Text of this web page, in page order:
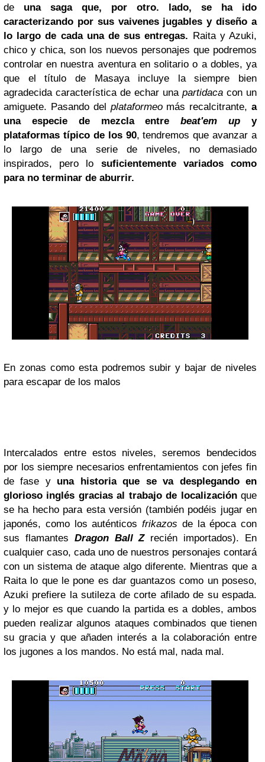
de una saga que, por otro. lado, se ha ido
caracterizando por sus vaivenes jugables y diseño a
lo largo de cada una de sus entregas. Raita y Azuki,
chico y chica, son los nuevos personajes que podremos
controlar en nuestra aventura en solitario o a dobles, ya
que el título de Masaya incluye la siempre bien
agradecida característica de echar una partidaca con un
amiguete. Pasando del plataformeomás recalcitrante, a
una especie de mezcla entrebeat'em up y
plataformas típico de los 90, tendremos que avanzar a
lo largo de una serie de niveles, no demasiado
inspirados, pero lo suficientemente variados como
para no terminar de aburrir.
En zonas como esta podremos subir y bajar de niveles
para escapar de los malos
Intercalados entre estos niveles, seremos bendecidos
por los siempre necesarios enfrentamientos con jefes fin
de fase y una historia que se va desplegando en
glorioso inglés gracias al trabajo de localizaciónque
se ha hecho para esta versión (también podéis jugar en
japonés, como los auténticos frikazos de la época con
sus flamantes Dragon Ball Zrecién importados). En
cualquier caso, cada uno de nuestros personajes contará
con un sistema de ataque algo diferente. Mientras que a
Raita lo que le pone es dar guantazos como un poseso,
Azuki prefiere la sutileza de corte afilado de su espada.
y lo mejor es que cuando la partida es a dobles, ambos
pueden realizar algunos ataques combinados que tienen
su gracia y que añaden interés a la colaboración entre
los jugones a los mandos. No está mal, nada mal.